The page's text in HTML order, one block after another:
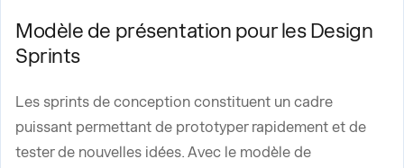
Modèle de présentation pour les Design
Sprints
Les sprints de conception constituent un cadre
puissant permettant de prototyper rapidement et de
tester de nouvelles idées. Avec le modèle de